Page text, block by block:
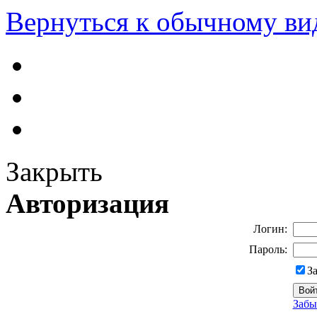
Вернуться к обычному
Закрыть
Авторизация
Логин:
Пароль: